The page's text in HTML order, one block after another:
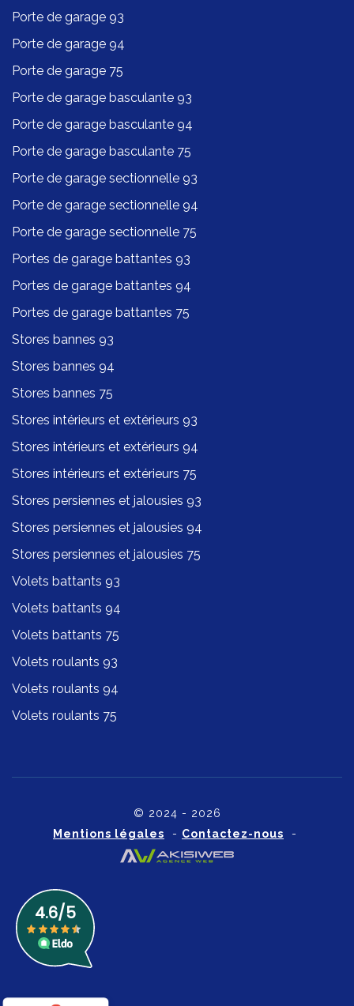
Porte de garage 93
Porte de garage 94
Porte de garage 75
Porte de garage basculante 93
Porte de garage basculante 94
Porte de garage basculante 75
Porte de garage sectionnelle 93
Porte de garage sectionnelle 94
Porte de garage sectionnelle 75
Portes de garage battantes 93
Portes de garage battantes 94
Portes de garage battantes 75
Stores bannes 93
Stores bannes 94
Stores bannes 75
Stores intérieurs et extérieurs 93
Stores intérieurs et extérieurs 94
Stores intérieurs et extérieurs 75
Stores persiennes et jalousies 93
Stores persiennes et jalousies 94
Stores persiennes et jalousies 75
Volets battants 93
Volets battants 94
Volets battants 75
Volets roulants 93
Volets roulants 94
Volets roulants 75
© 2024 - 2026
Mentions légales - Contactez-nous -